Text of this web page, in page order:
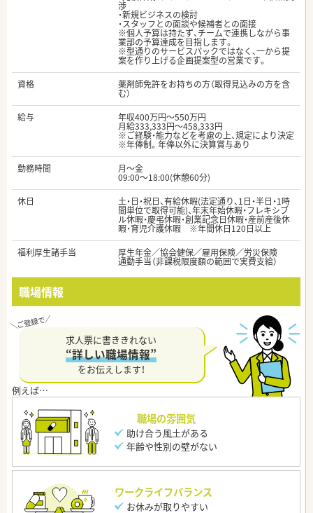
渉
・新規ビジネスの検討
・スタッフとの面談や候補者との面接
※個人予算は持たず、チームで連携しながら事
業部の予算達成を目指します。
※型通りのサービスパックではなく、一から提
案を作り上げる企画提案型の営業です。
資格
薬剤師免許をお持ちの方（取得見込みの方を含
む）
給与
年収400万円～550万円
月給333,333円～458,333円
※ご経験・能力などを考慮の上、規定により決定
※年俸制。年俸以外に決算賞与あり
勤務時間
月～金
09:00～18:00(休憩60分)
休日
土・日・祝日、有給休暇(法定通り、1日・半日・1時
間単位で取得可能)、年末年始休暇・フレキシブ
ル休暇・慶弔休暇・創業記念日休暇・産前産後休
暇・育児介護休暇 ※年間休日120日以上
福利厚生諸手当
厚生年金／協会健保／雇用保険／労災保険
通勤手当（非課税限度額の範囲で実費支給）
職場情報
求人票に書ききれない
“詳しい職場情報”
をお伝えします！
職場の雰囲気
助け合う風土がある
年齢や性別の壁がない
ワークライフバランス
お休みが取りやすい